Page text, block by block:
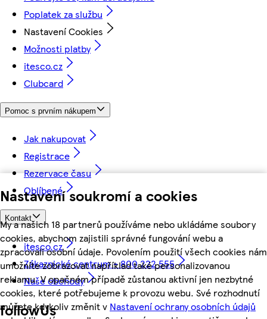
Nastavení soukromí a cookies
My a našich 18 partnerů používáme nebo ukládáme soubory
cookies, abychom zajistili správné fungování webu a
zpracovali osobní údaje. Povolením použití všech cookies nám
umožníte zobrazovat například také personalizovanou
reklamu. V opačném případě zůstanou aktivní jen nezbytné
cookies, které potřebujeme k provozu webu. Své rozhodnutí
můžete kdykoliv změnit v Nastavení ochrany osobních údajů
Poplatek za službu
Nastavení Cookies
Možnosti platby
itesco.cz
Clubcard
Pomoc s prvním nákupem
Jak nakupovat
Registrace
Rezervace času
Oblíbené
Kontakt
itesco.cz
Zákaznické centrum - 800 222 555
Naše obchody
followUs